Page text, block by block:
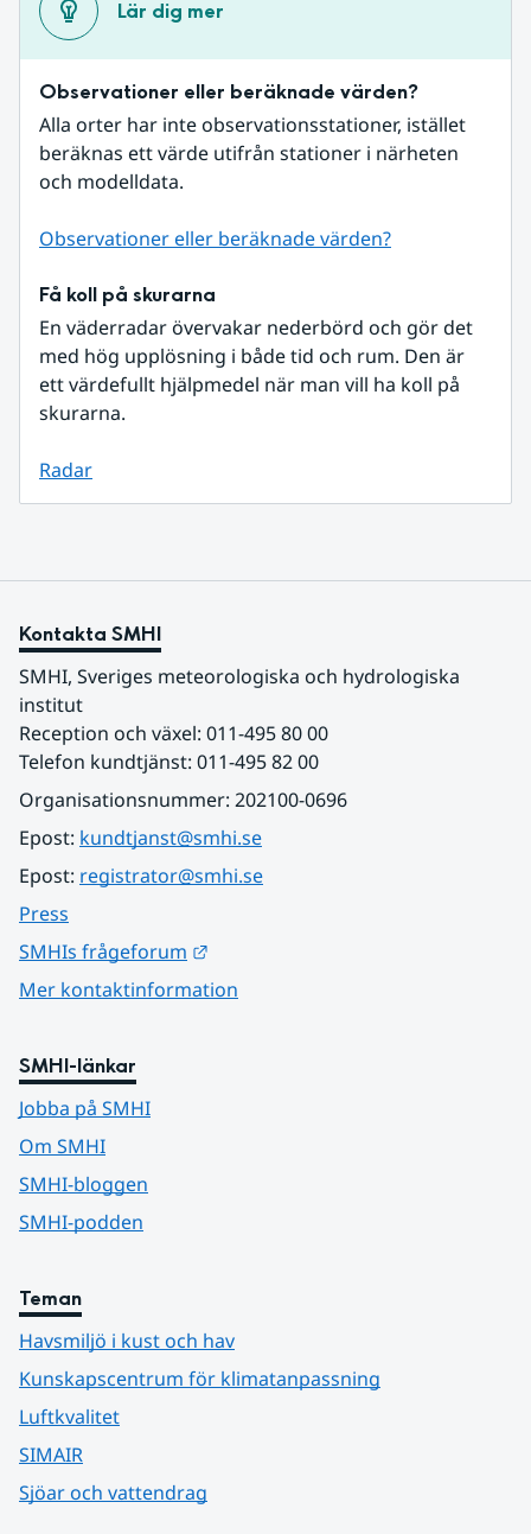
Lär dig mer
Observationer eller beräknade värden?
Alla orter har inte observationsstationer, istället
beräknas ett värde utifrån stationer i närheten
och modelldata.
Observationer eller beräknade värden?
Få koll på skurarna
En väderradar övervakar nederbörd och gör det
med hög upplösning i både tid och rum. Den är
ett värdefullt hjälpmedel när man vill ha koll på
skurarna.
Radar
Kontakta SMHI
SMHI, Sveriges meteorologiska och hydrologiska
institut
Reception och växel: 011-495 80 00
Telefon kundtjänst: 011-495 82 00
Organisationsnummer: 202100-0696
Epost: kundtjanst@smhi.se
Epost: registrator@smhi.se
Press
SMHIs frågeforum
Mer kontaktinformation
SMHI-länkar
Jobba på SMHI
Om SMHI
SMHI-bloggen
SMHI-podden
Teman
Havsmiljö i kust och hav
Kunskapscentrum för klimatanpassning
Luftkvalitet
SIMAIR
Sjöar och vattendrag